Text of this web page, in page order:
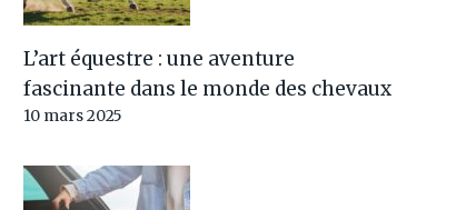
L’art équestre : une aventure
fascinante dans le monde des chevaux
10 mars 2025